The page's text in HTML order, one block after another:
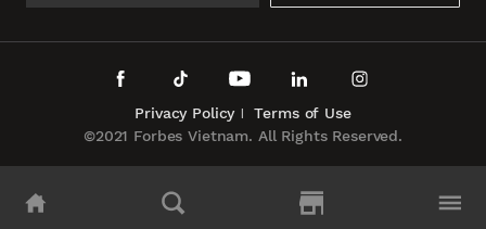
©2021 Forbes Vietnam. All Rights Reserved.
Privacy Policy Terms of Use